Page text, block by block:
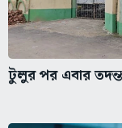
টুলুর পর এবার